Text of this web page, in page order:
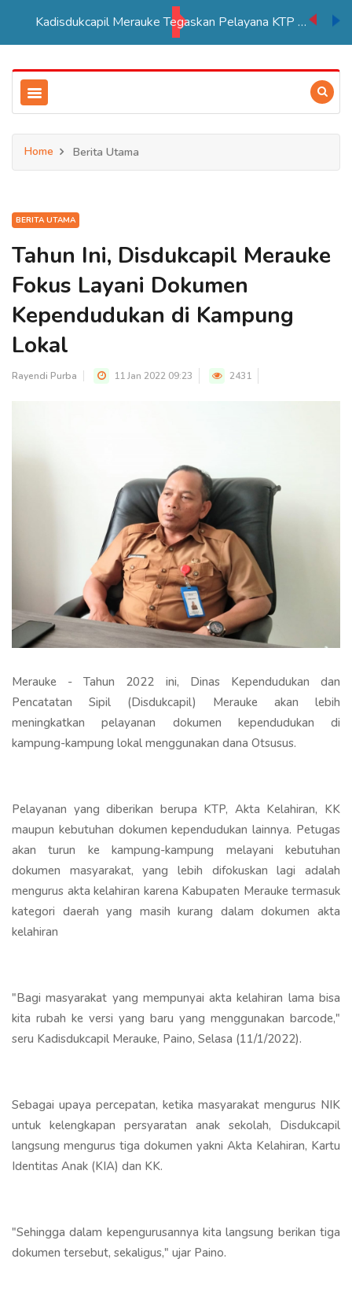
Kadisdukcapil Merauke Tegaskan Pelayana KTP Sesuai SOP
Home Berita Utama
BERITA UTAMA
Tahun Ini, Disdukcapil Merauke
Fokus Layani Dokumen
Kependudukan di Kampung
Lokal
Rayendi Purba 11 Jan 2022 09:23 2431
Merauke - Tahun 2022 ini, Dinas Kependudukan dan
Pencatatan Sipil (Disdukcapil) Merauke akan lebih
meningkatkan pelayanan dokumen kependudukan di
kampung-kampung lokal menggunakan dana Otsusus.
Pelayanan yang diberikan berupa KTP, Akta Kelahiran, KK
maupun kebutuhan dokumen kependudukan lainnya. Petugas
akan turun ke kampung-kampung melayani kebutuhan
dokumen masyarakat, yang lebih difokuskan lagi adalah
mengurus akta kelahiran karena Kabupaten Merauke termasuk
kategori daerah yang masih kurang dalam dokumen akta
kelahiran
"Bagi masyarakat yang mempunyai akta kelahiran lama bisa
kita rubah ke versi yang baru yang menggunakan barcode,"
seru Kadisdukcapil Merauke, Paino, Selasa (11/1/2022).
Sebagai upaya percepatan, ketika masyarakat mengurus NIK
untuk kelengkapan persyaratan anak sekolah, Disdukcapil
langsung mengurus tiga dokumen yakni Akta Kelahiran, Kartu
Identitas Anak (KIA) dan KK.
"Sehingga dalam kepengurusannya kita langsung berikan tiga
dokumen tersebut, sekaligus," ujar Paino.